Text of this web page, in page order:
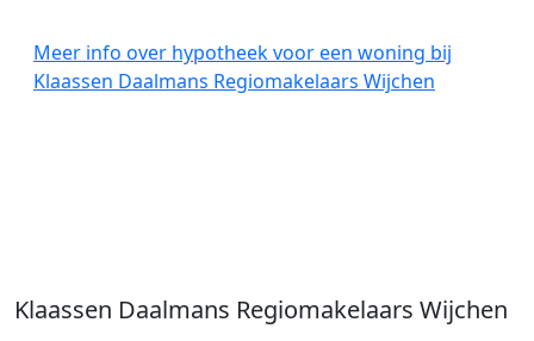
Klaassen Daalmans Regiomakelaars Wijchen
Meer info over hypotheek voor een woning bij
Klaassen Daalmans Regiomakelaars Wijchen